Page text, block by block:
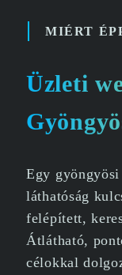
MIÉRT
Üzleti
Egy
láthatóság
felépített,
Átlátható,
célokkal